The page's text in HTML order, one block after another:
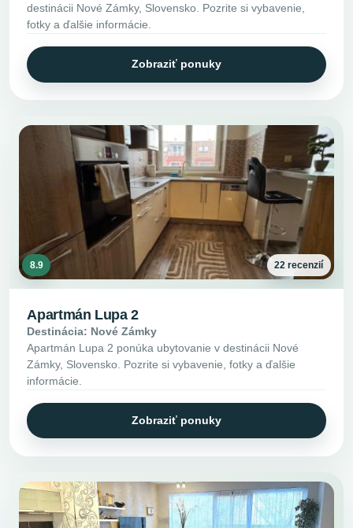
destinácii Nové Zámky, Slovensko. Pozrite si vybavenie,
fotky a ďalšie informácie.
Zobraziť ponuky
8.9 22 recenzií
Apartmán Lupa 2
Destinácia: Nové Zámky
Apartmán Lupa 2 ponúka ubytovanie v destinácii Nové
Zámky, Slovensko. Pozrite si vybavenie, fotky a ďalšie
informácie.
Zobraziť ponuky